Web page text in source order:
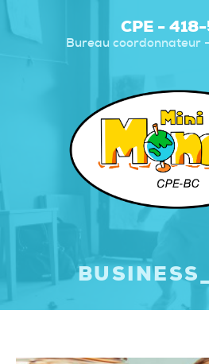
CPE -
Bureau coordonnateur